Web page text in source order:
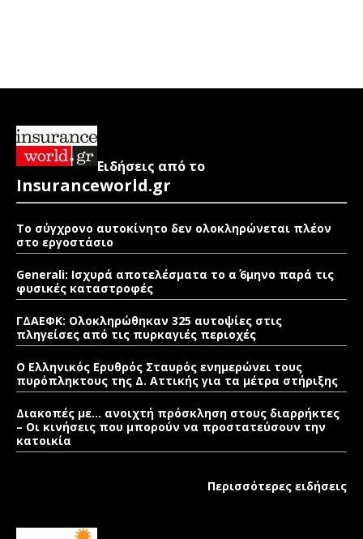
Ειδήσεις από το
Insuranceworld.gr
Το σύγχρονο αυτοκίνητο δεν ολοκληρώνεται πλέον
στο εργοστάσιο
Generali: Ισχυρά αποτελέσματα το α΄ 6μηνο παρά τις
φυσικές καταστροφές
ΓΔΑΕΦΚ: Ολοκληρώθηκαν 325 αυτοψίες στις
πληγείσες από τις πυρκαγιές περιοχές
Ο Ελληνικός Ερυθρός Σταυρός ενημερώνει τους
πυρόπληκτους της Δ. Αττικής για τα μέτρα στήριξης
Διακοπές με… ανοιχτή πρόσκληση στους διαρρήκτες
– Οι κινήσεις που μπορούν να προστατεύσουν την
κατοικία
Περισσότερες ειδήσεις